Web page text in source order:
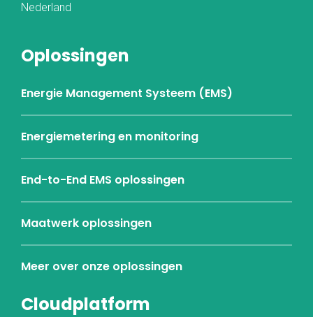
Nederland
Oplossingen
Energie Management Systeem (EMS)
Energiemetering en monitoring
End-to-End EMS oplossingen
Maatwerk oplossingen
Meer over onze oplossingen
Cloudplatform